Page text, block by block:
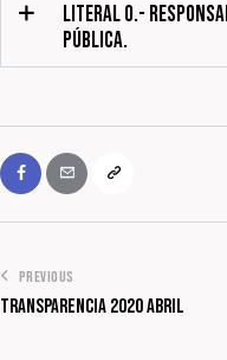
LITERAL O.-
PÚBLICA.
PREVIOUS
Transparencia 2020 Abril